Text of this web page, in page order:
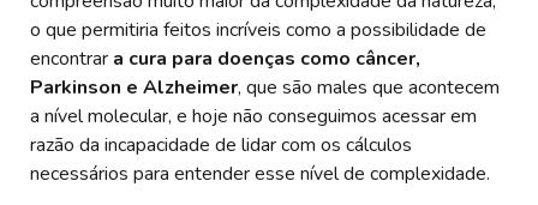
o que permitiria feitos incríveis como a possibilidade de
encontrar a cura para doenças como câncer,
Parkinson e Alzheimer, que são males que acontecem
a nível molecular, e hoje não conseguimos acessar em
razão da incapacidade de lidar com os cálculos
necessários para entender esse nível de complexidade.